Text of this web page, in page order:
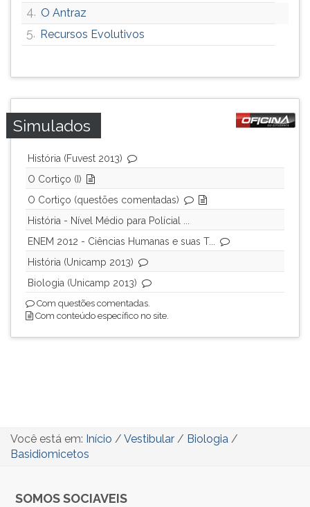
4. O Antraz
5. Recursos Evolutivos
Simulados
História (Fuvest 2013)
O Cortiço (I)
O Cortiço (questões comentadas)
História - Nível Médio para Polícial ...
ENEM 2012 - Ciências Humanas e suas T...
História (Unicamp 2013)
Biologia (Unicamp 2013)
Com questões comentadas.
Com conteúdo específico no site.
Você está em: Início / Vestibular / Biologia /
Basidiomicetos
SOMOS SOCIAVEIS